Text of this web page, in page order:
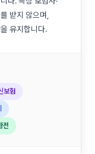
받지 않으며,
유지합니다.
보험
전